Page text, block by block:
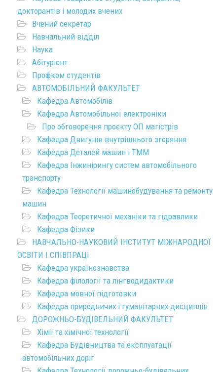
докторантів і молодих вчених
Вчений секретар
Навчальний відділ
Наука
Абітурієнт
Профком студентів
АВТОМОБІЛЬНИЙ ФАКУЛЬТЕТ
Кафедра Автомобілів
Кафедра Автомобільної електроніки
Про обговорення проєкту ОП магістрів
Кафедра Двигунів внутрішнього згоряння
Кафедра Деталей машин і ТММ
Кафедра Інжинірингу систем автомобільного
транспорту
Кафедра Технології машинобудування та ремонту
машин
Кафедра Теоретичної механіки та гідравлики
Кафедра Фізики
НАВЧАЛЬНО-НАУКОВИЙ ІНСТИТУТ МІЖНАРОДНОЇ
ОСВІТИ І СПІВПРАЦІ
Кафедра українознавства
Кафедра філології та лінгводидактики
Кафедра мовної підготовки
Кафедра природничих і гуманітарних дисциплін
ДОРОЖНЬО-БУДІВЕЛЬНИЙ ФАКУЛЬТЕТ
Хімії та хімічної технології
Кафедра Будівництва та експлуатації
автомобільних доріг